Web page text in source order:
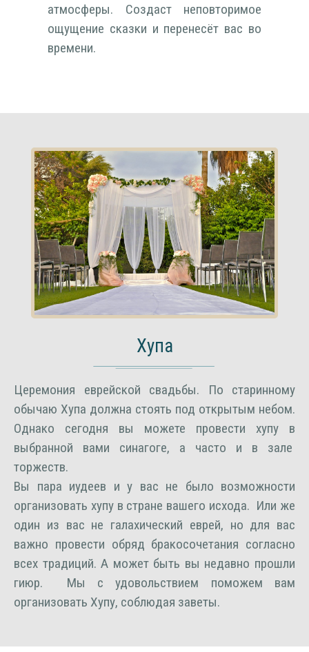
атмосферы. Создаст неповторимое
ощущение сказки и перенесёт вас во
времени.
Хупа
Церемония еврейской свадьбы. По старинному
обычаю Хупа должна стоять под открытым небом.
Однако сегодня вы можете провести хупу в
выбранной вами синагоге, а часто и в зале
торжеств.
Вы пара иудеев и у вас не было возможности
организовать хупу в стране вашего исхода. Или же
один из вас не галахический еврей, но для вас
важно провести обряд бракосочетания согласно
всех традиций. А может быть вы недавно прошли
гиюр. Мы с удовольствием поможем вам
организовать Хупу, соблюдая заветы.